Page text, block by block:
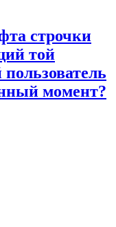
строчки
той
момент?